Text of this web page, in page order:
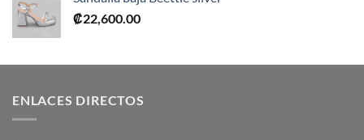
₡22,600.00
ENLACES DIRECTOS